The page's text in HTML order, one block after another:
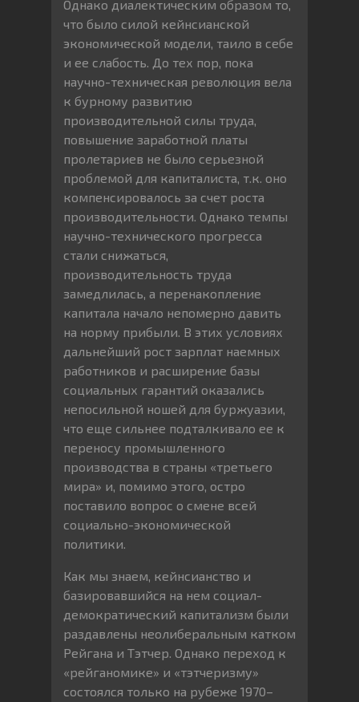
Однако диалектическим образом то,
что было силой кейнсианской
экономической модели, таило в себе
и ее слабость. До тех пор, пока
научно-техническая революция вела
к бурному развитию
производительной силы труда,
повышение заработной платы
пролетариев не было серьезной
проблемой для капиталиста, т.к. оно
компенсировалось за счет роста
производительности. Однако темпы
научно-технического прогресса
стали снижаться,
производительность труда
замедлилась, а перенакопление
капитала начало непомерно давить
на норму прибыли. В этих условиях
дальнейший рост зарплат наемных
работников и расширение базы
социальных гарантий оказались
непосильной ношей для буржуазии,
что еще сильнее подталкивало ее к
переносу промышленного
производства в страны «третьего
мира» и, помимо этого, остро
поставило вопрос о смене всей
социально-экономической
политики.
Как мы знаем, кейнсианство и
базировавшийся на нем социал-
демократический капитализм были
раздавлены неолиберальным катком
Рейгана и Тэтчер. Однако переход к
«рейганомике» и «тэтчеризму»
состоялся только на рубеже 1970–